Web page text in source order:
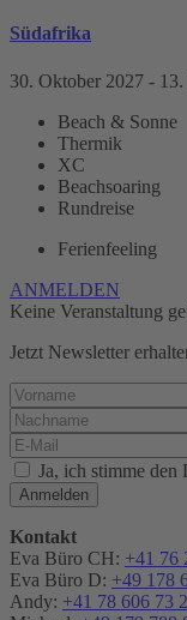
Südafrika
30. Oktober 2027 -
Beach & Sonne
Thermik
XC
Beachsoaring
Rundreise
Ferienfeeling
ANMELDEN
Keine Veranstaltung
Jetzt Newsletter
Ja, ich stimme den
Anmelden
Kontakt
Eva Büro CH: +41 76
Eva Büro D: +49 178
Andy: +41 78 606 73